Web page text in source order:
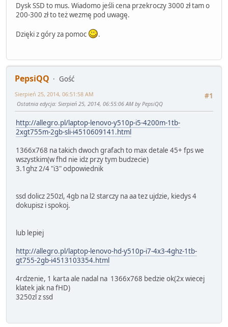
Dysk SSD to mus. Wiadomo jeśli cena przekroczy 3000 zł tam o
200-300 zł to też wezmę pod uwagę.
Dzięki z góry za pomoc .
PepsiQQ
Gość
#1
Sierpień 25, 2014, 06:51:58 AM
Ostatnia edycja: Sierpień 25, 2014, 06:55:06 AM by PepsiQQ
http://allegro.pl/laptop-lenovo-y510p-i5-4200m-1tb-
2xgt755m-2gb-sli-i4510609141.html
1366x768 na takich dwoch grafach to max detale 45+ fps we
wszystkim(w fhd nie idz przy tym budzecie)
3.1ghz 2/4 "i3" odpowiednik
ssd dolicz 250zl, 4gb na l2 starczy na aa tez ujdzie, kiedys 4
dokupisz i spokoj.
lub lepiej
http://allegro.pl/laptop-lenovo-hd-y510p-i7-4x3-4ghz-1tb-
gt755-2gb-i4513103354.html
4rdzenie, 1 karta ale nadal na 1366x768 bedzie ok(2x wiecej
klatek jak na fHD)
3250zl z ssd